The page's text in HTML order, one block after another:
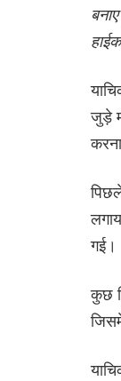
जुड़े
गई।
कुछ